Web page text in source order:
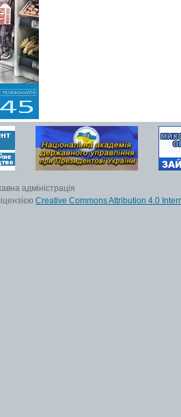
адміністрація
Creative Commons Attribution 4.0